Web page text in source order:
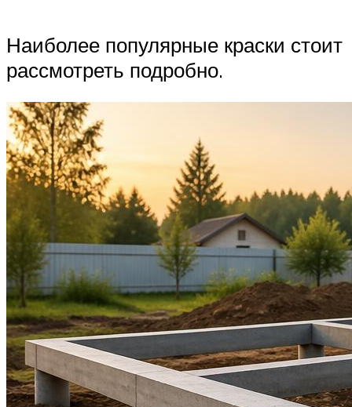
Наиболее популярные краски стоит
рассмотреть подробно.